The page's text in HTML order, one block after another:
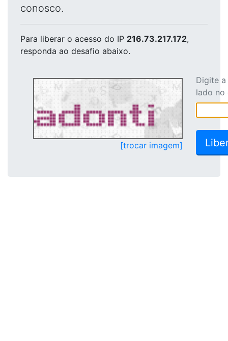
conosco.
Para liberar o acesso do IP 216.73.217.172,
responda ao desafio abaixo.
[trocar imagem]
Digite
lado no